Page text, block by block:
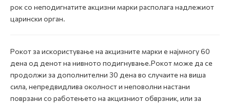
рок со неподигнатите акцизни марки располага надлежиот
царински орган.
Рокот за искористување на акцизните марки е најмногу 60
дена од денот на нивното подигнување.Рокот може да се
продолжи за дополнителни 30 дена во случаите на виша
сила, непредвидлива околност и неповолни настани
поврзани со работењето на акцизниот обврзник, или за